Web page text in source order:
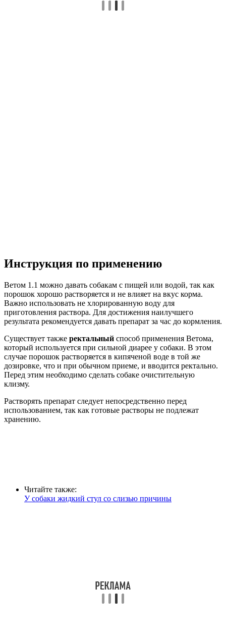
Инструкция по применению
Ветом 1.1 можно давать собакам с пищей или водой, так как
порошок хорошо растворяется и не влияет на вкус корма.
Важно использовать не хлорированную воду для
приготовления раствора. Для достижения наилучшего
результата рекомендуется давать препарат за час до кормления.
Существует также ректальный способ применения Ветома,
который используется при сильной диарее у собаки. В этом
случае порошок растворяется в кипяченой воде в той же
дозировке, что и при обычном приеме, и вводится ректально.
Перед этим необходимо сделать собаке очистительную
клизму.
Растворять препарат следует непосредственно перед
использованием, так как готовые растворы не подлежат
хранению.
Читайте также:
У собаки жидкий стул со слизью причины